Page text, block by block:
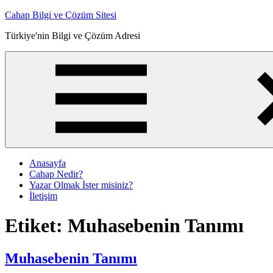
İçeriğe
Cahap Bilgi ve Çözüm Sitesi
Türkiye'nin Bilgi ve Çözüm Adresi
Anasayfa
Cahap Nedir?
Yazar Olmak İster misiniz?
İletişim
Etiket: Muhasebenin Tanımı
Muhasebenin Tanımı